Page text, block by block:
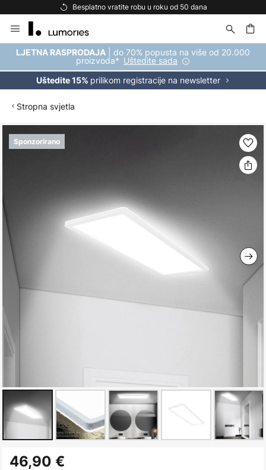
Besplatno vratite robu u roku od 50 dana
to
Content
LJETNA RASPRODAJA | do 70% popusta na više od 20.000
proizvoda* Uštedite sada
Uštedite 15% prilikom registracije na newsletter
Stropna svjetla
Sponzorirano
Skip
to
the
images
gallery
to46,90 €